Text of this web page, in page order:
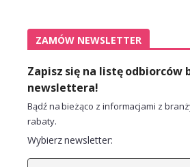
ZAMÓW NEWSLETTER
Zapisz się na listę odbiorców
newslettera!
Bądź na bieżąco z informacjami z
rabaty.
Wybierz newsletter: